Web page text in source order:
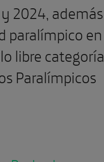
2024, además
paralímpico en
libre categoría
Paralímpicos